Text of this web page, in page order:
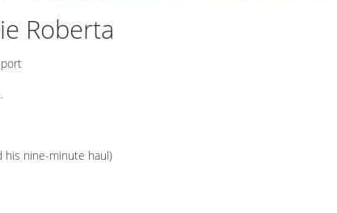
Roberta
his nine-minute haul)